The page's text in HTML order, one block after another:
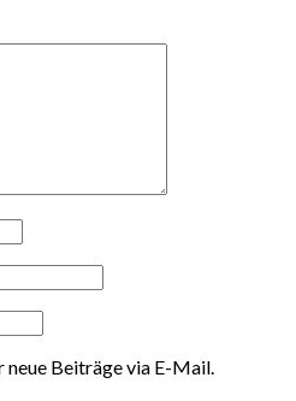
Beiträge via E-Mail.